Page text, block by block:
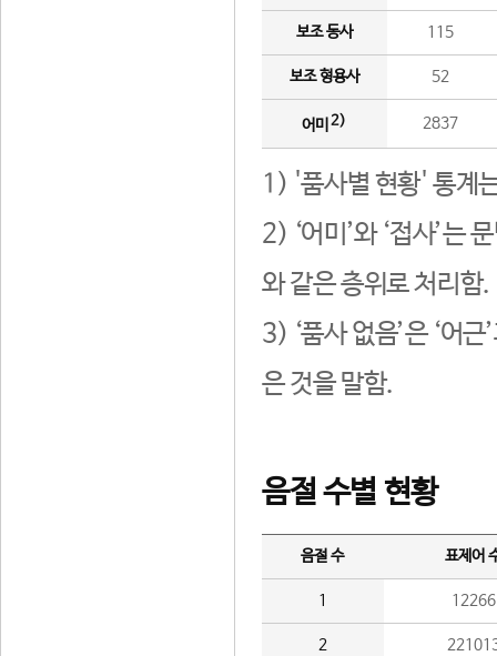
보조 동사 115
보조 형용사 52
어미 2) 2837
1) '품사별 현황' 통계
2) ‘어미’와 ‘접사’는
와 같은 층위로 처리함.
3) ‘품사 없음’은 ‘어
은 것을 말함.
음절 수별 현황
음절 수 표제어
1 12266
2